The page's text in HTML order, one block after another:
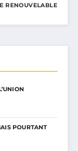
RENOUVELABLE
POURTANT